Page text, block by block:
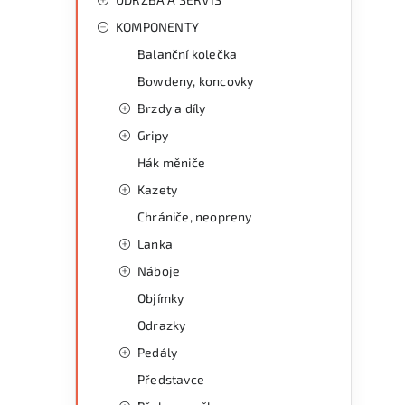
KOMPONENTY
Balanční kolečka
Bowdeny, koncovky
Brzdy a díly
Gripy
Hák měniče
Kazety
Chrániče, neopreny
Lanka
Náboje
Objímky
Odrazky
Pedály
Představce